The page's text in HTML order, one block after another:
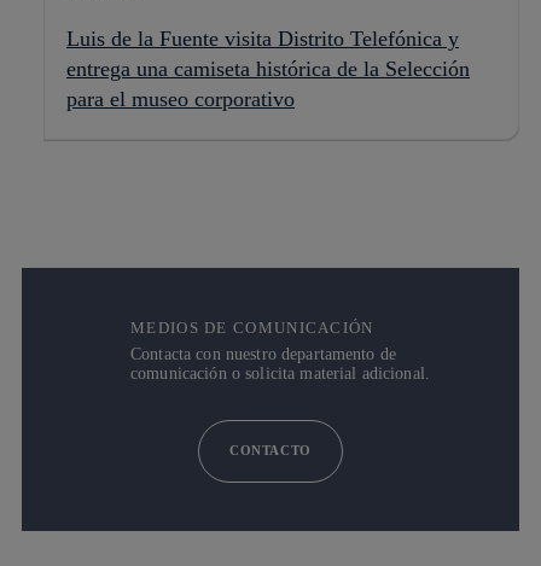
Luis de la Fuente visita Distrito Telefónica y
entrega una camiseta histórica de la Selección
para el museo corporativo
MEDIOS DE COMUNICACIÓN
Contacta con nuestro departamento de
comunicación o solicita material adicional.
CONTACTO